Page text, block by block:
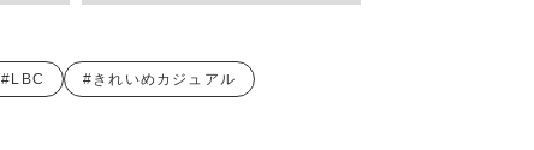
#LBC #きれいめカジュアル